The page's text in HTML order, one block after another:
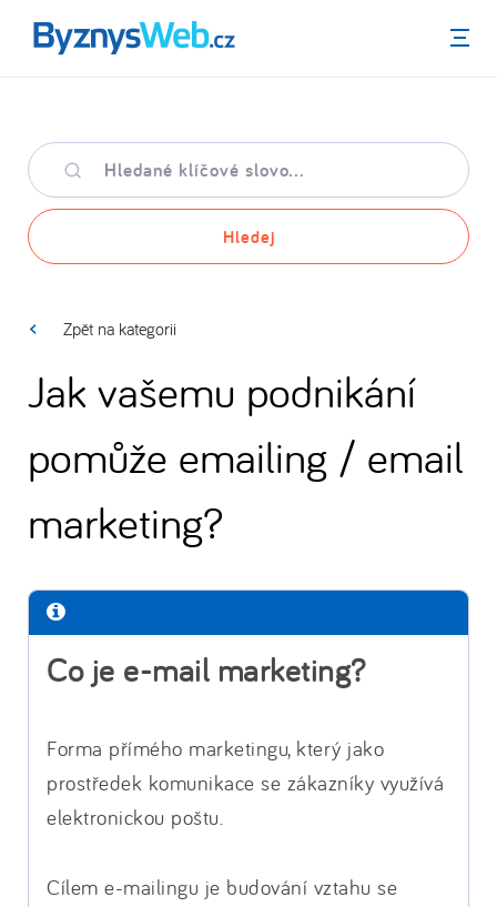
Menu
Hledané
klíčové
slovo
Hledej
Zpět na kategorii
Jak vašemu podnikání
pomůže emailing / email
marketing?
Co je e-mail marketing?
Forma přímého marketingu, který jako
prostředek komunikace se zákazníky využívá
elektronickou poštu.
Cílem e-mailingu je budování vztahu se